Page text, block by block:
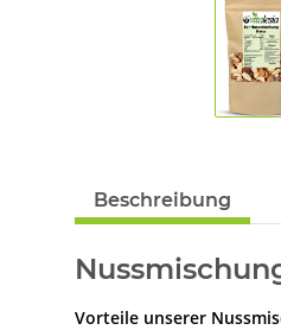
Beschreibung
Vorteile unserer